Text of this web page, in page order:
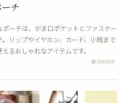
チ
ーチは、がま口ポケットとファスナー
リップやイヤホン、カード、小銭まで
るおしゃれなアイテムです。
2026.08.05